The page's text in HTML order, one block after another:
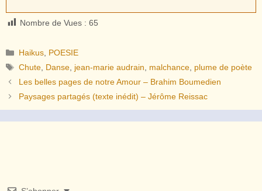
Nombre de Vues : 65
Catégories
Haikus POESIE
Étiquettes
Chute Danse jean-marie audrain malchance plume de poète
Les belles pages de notre Amour – Brahim Boumedien
Paysages partagés (texte inédit) – Jérôme Reissac